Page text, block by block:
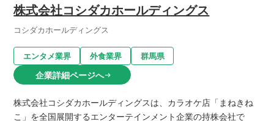
株式会社コシダカホールディングス
コシダカホールディングス
エンタメ業界 外食業界 群馬県
企業詳細ページへarrow_right_alt
株式会社コシダカホールディングスは、カラオケ店「まねきね
こ」を全国展開するエンターテインメント企業の持株会社で